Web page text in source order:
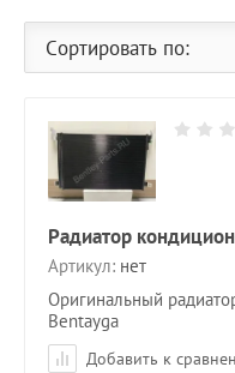
Сортировать по:
Радиатор
Артикул: нет
Оригинальный
Bentayga
Добавить к